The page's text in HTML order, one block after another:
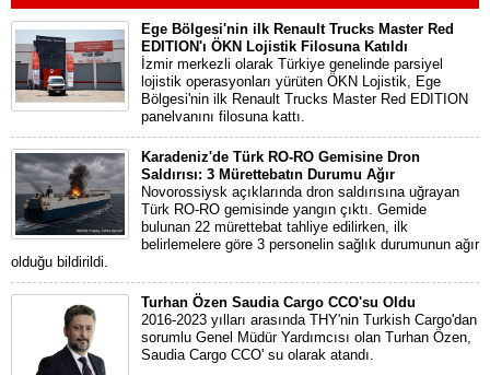
Ege Bölgesi'nin ilk Renault Trucks Master Red
EDITION'ı ÖKN Lojistik Filosuna Katıldı
İzmir merkezli olarak Türkiye genelinde parsiyel
lojistik operasyonları yürüten ÖKN Lojistik, Ege
Bölgesi'nin ilk Renault Trucks Master Red EDITION
panelvanını filosuna kattı.
Karadeniz'de Türk RO-RO Gemisine Dron
Saldırısı: 3 Mürettebatın Durumu Ağır
Novorossiysk açıklarında dron saldırısına uğrayan
Türk RO-RO gemisinde yangın çıktı. Gemide
bulunan 22 mürettebat tahliye edilirken, ilk
belirlemelere göre 3 personelin sağlık durumunun ağır
olduğu bildirildi.
Turhan Özen Saudia Cargo CCO'su Oldu
2016-2023 yılları arasında THY'nin Turkish Cargo'dan
sorumlu Genel Müdür Yardımcısı olan Turhan Özen,
Saudia Cargo CCO' su olarak atandı.